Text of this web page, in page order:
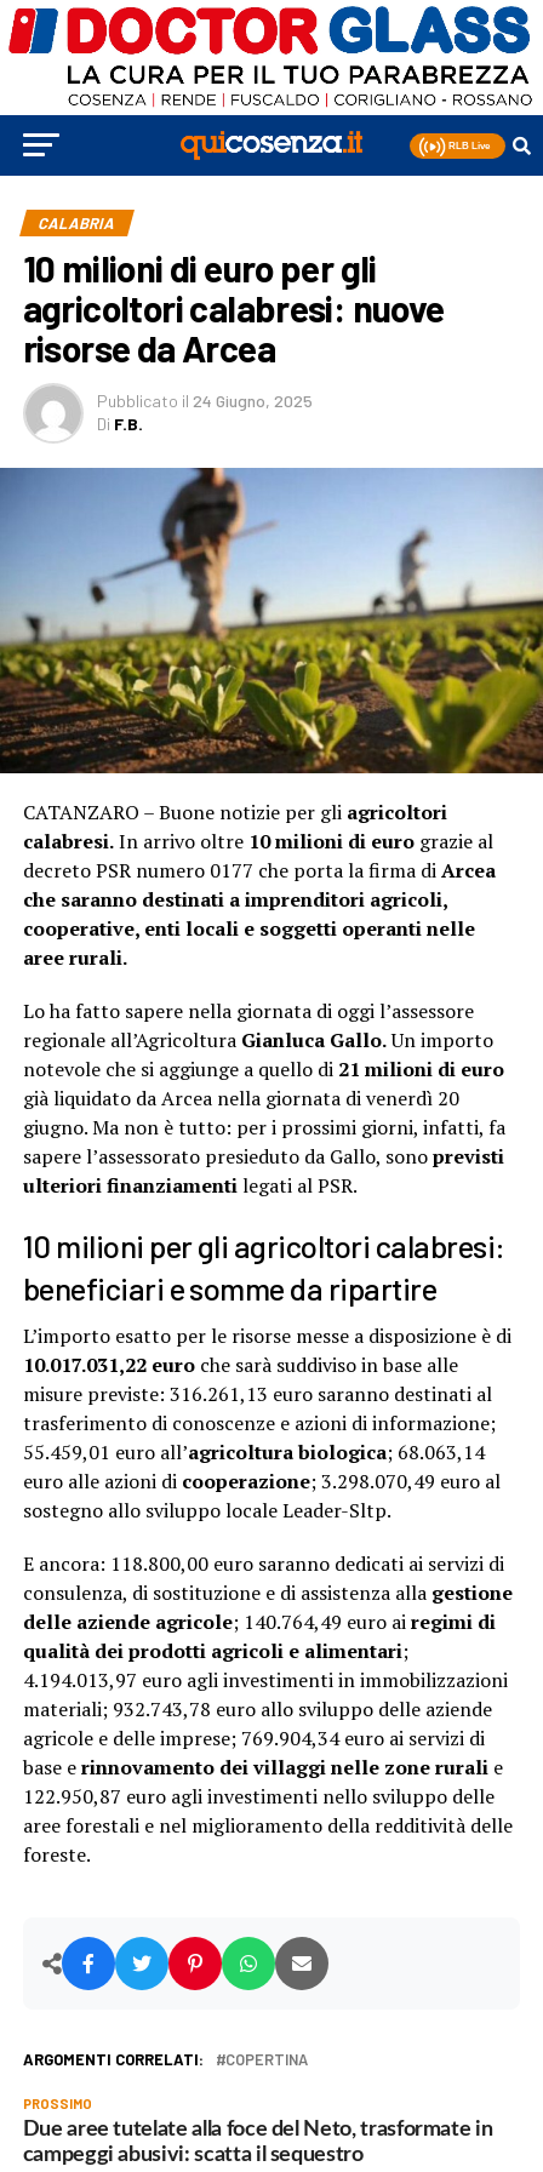
CALABRIA
10 milioni di euro per gli
agricoltori calabresi: nuove
risorse da Arcea
Pubblicato il 24 Giugno, 2025
Di F.B.
CATANZARO – Buone notizie per gli agricoltori
calabresi.In arrivo oltre 10 milioni di eurograzie al
decreto PSR numero 0177 che porta la firma diArcea
che saranno destinati a imprenditori agricoli,
cooperative, enti locali e soggetti operanti nelle
aree rurali.
Lo ha fatto sapere nella giornata di oggi l’assessore
regionale all’Agricoltura Gianluca Gallo.Un importo
notevole che si aggiunge a quello di 21 milioni di euro
già liquidato da Arcea nella giornata di venerdì 20
giugno. Ma non è tutto: per i prossimi giorni, infatti, fa
sapere l’assessorato presieduto da Gallo, sonoprevisti
ulteriori finanziamentilegati al PSR.
10 milioni per gli agricoltori calabresi:
beneficiari e somme da ripartire
L’importo esatto per le risorse messe a disposizione è di
10.017.031,22 euroche sarà suddiviso in base alle
misure previste: 316.261,13 euro saranno destinati al
trasferimento di conoscenze e azioni di informazione;
55.459,01 euro all’agricoltura biologica; 68.063,14
euro alle azioni di cooperazione; 3.298.070,49 euro al
sostegno allo sviluppo locale Leader-Sltp.
E ancora: 118.800,00 euro saranno dedicati ai servizi di
consulenza, di sostituzione e di assistenza alla gestione
delle aziende agricole; 140.764,49 euro airegimi di
qualità dei prodotti agricoli e alimentari;
4.194.013,97 euro agli investimenti in immobilizzazioni
materiali; 932.743,78 euro allo sviluppo delle aziende
agricole e delle imprese; 769.904,34 euro ai servizi di
base erinnovamento dei villaggi nelle zone ruralie
122.950,87 euro agli investimenti nello sviluppo delle
aree forestali e nel miglioramento della redditività delle
foreste.
ARGOMENTI CORRELATI: COPERTINA
PROSSIMO
Due aree tutelate alla foce del Neto, trasformate in
campeggi abusivi: scatta il sequestro